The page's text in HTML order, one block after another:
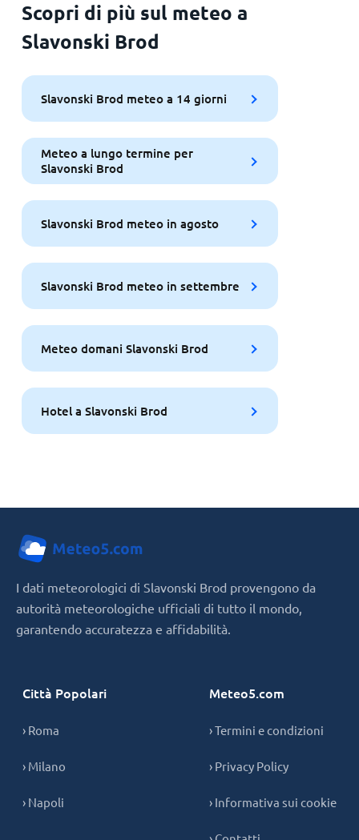
Scopri di più sul meteo a
Slavonski Brod
Slavonski Brod meteo a 14 giorni
Meteo a lungo termine per
Slavonski Brod
Slavonski Brod meteo in agosto
Slavonski Brod meteo in settembre
Meteo domani Slavonski Brod
Hotel a Slavonski Brod
I dati meteorologici di Slavonski Brod provengono da
autorità meteorologiche ufficiali di tutto il mondo,
garantendo accuratezza e affidabilità.
Città Popolari
› Roma
› Milano
› Napoli
Meteo5.com
› Termini e condizioni
› Privacy Policy
› Informativa sui cookie